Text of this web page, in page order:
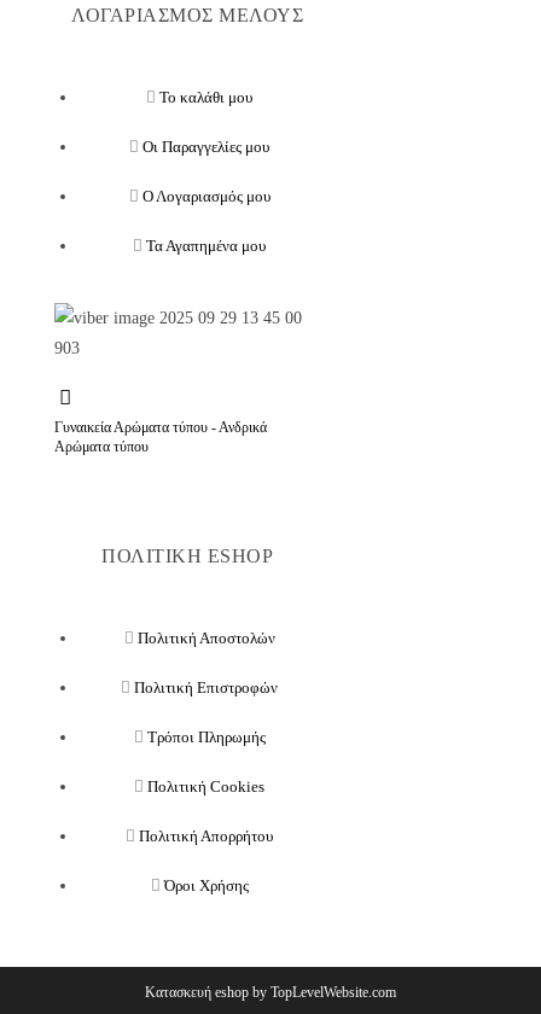
ΛΟΓΑΡΙΑΣΜΟΣ ΜΕΛΟΥΣ
Το καλάθι μου
Οι Παραγγελίες μου
Ο Λογαριασμός μου
Τα Αγαπημένα μου
Γυναικεία Αρώματα τύπου - Ανδρικά
Αρώματα τύπου
ΠΟΛΙΤΙΚΗ ESHOP
Πολιτική Αποστολών
Πολιτική Επιστροφών
Τρόποι Πληρωμής
Πολιτική Cookies
Πολιτική Απορρήτου
Όροι Χρήσης
Κατασκευή eshop by TopLevelWebsite.com